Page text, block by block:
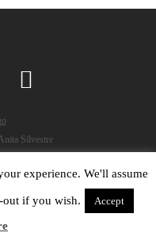
Silvestre
experience. We'll assume
out if you wish. Accept